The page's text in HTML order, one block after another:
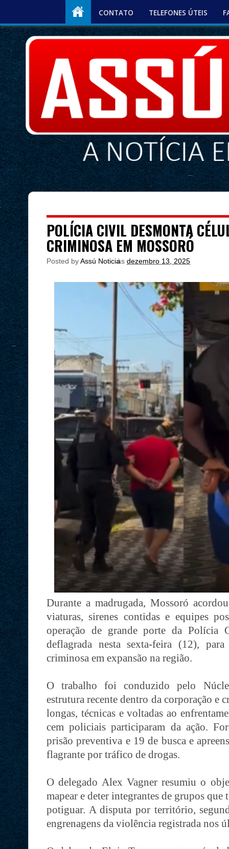
CONTATO TELEFONES ÚTEIS
POLÍCIA CIVIL DESMONTA
CRIMINOSA EM MOSSORÓ
Posted byAssú Noticia
às dezembro 13, 2025
Durante a madrugada, Mossoró
viaturas, sirenes contidas e equipes
operação de grande porte da
deflagrada nesta sexta-feira (12),
criminosa em expansão na região.
O trabalho foi conduzido pelo
estrutura recente dentro da corporação e
longas, técnicas e voltadas ao
cem policiais participaram da ação.
prisão preventiva e 19 de busca e
flagrante por tráfico de drogas.
O delegado Alex Vagner resumiu o
mapear e deter integrantes de grupos
potiguar. A disputa por território,
engrenagens da violência registrada nos